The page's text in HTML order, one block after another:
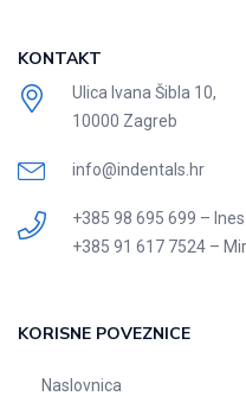
KONTAKT
Ulica Ivana Šibla 10,
10000 Zagreb
info@indentals.hr
+385 98 695 699 – Ines
+385 91 617 7524 –
KORISNE POVEZNICE
Naslovnica